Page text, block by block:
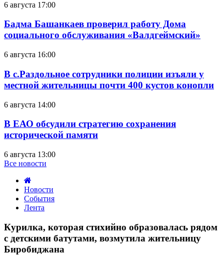
6 августа 17:00
Бадма Башанкаев проверил работу Дома
социального обслуживания «Валдгеймский»
6 августа 16:00
В с.Раздольное сотрудники полиции изъяли у
местной жительницы почти 400 кустов конопли
6 августа 14:00
В ЕАО обсудили стратегию сохранения
исторической памяти
6 августа 13:00
Все новости
Новости
События
Лента
которая
стихийно
образовалась
рядом
Курилка, которая стихийно образовалась рядом
с детскими батутами, возмутила жительницу
Биробиджана